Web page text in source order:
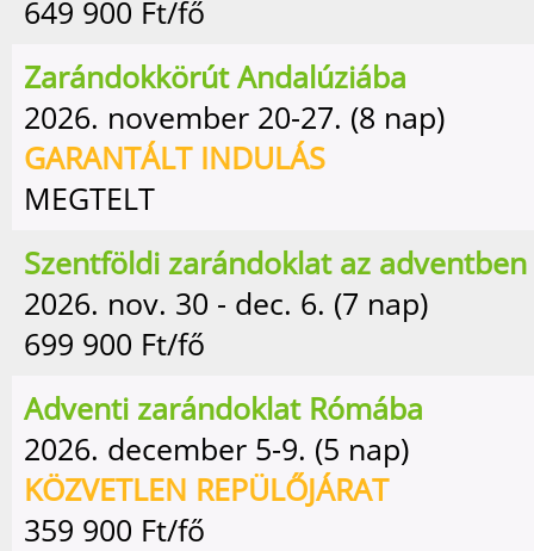
649 900 Ft/fő
Zarándokkörút Andalúziába
2026. november 20-27. (8 nap)
GARANTÁLT INDULÁS
MEGTELT
Szentföldi zarándoklat az adventben
2026. nov. 30 - dec. 6. (7 nap)
699 900 Ft/fő
Adventi zarándoklat Rómába
2026. december 5-9. (5 nap)
KÖZVETLEN REPÜLŐJÁRAT
359 900 Ft/fő